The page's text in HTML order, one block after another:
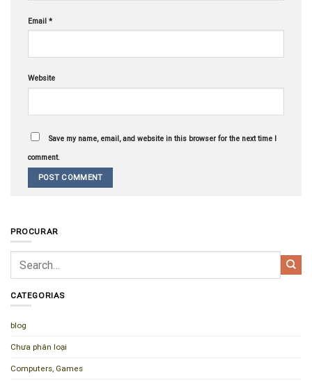
Email *
Website
Save my name, email, and website in this browser for the next time I
comment.
PROCURAR
CATEGORIAS
blog
Chưa phân loại
Computers, Games